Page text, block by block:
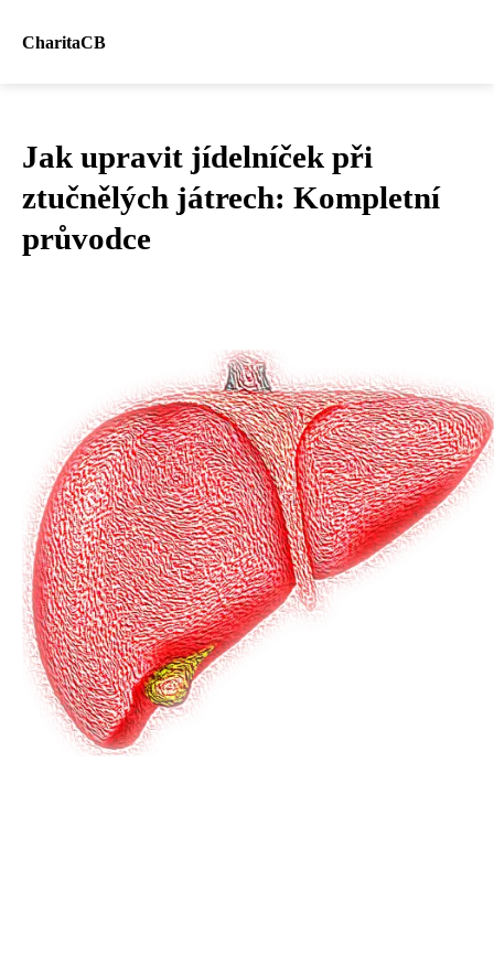
CharitaCB
Jak upravit jídelníček při
ztučnělých játrech: Kompletní
průvodce